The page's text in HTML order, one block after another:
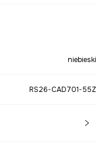
niebieski
RS26-CAD701-55Z